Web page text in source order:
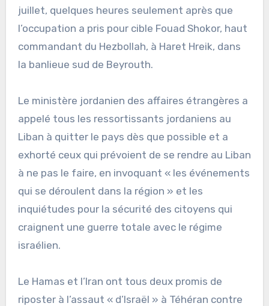
juillet, quelques heures seulement après que
l’occupation a pris pour cible Fouad Shokor, haut
commandant du Hezbollah, à Haret Hreik, dans
la banlieue sud de Beyrouth.
Le ministère jordanien des affaires étrangères a
appelé tous les ressortissants jordaniens au
Liban à quitter le pays dès que possible et a
exhorté ceux qui prévoient de se rendre au Liban
à ne pas le faire, en invoquant « les événements
qui se déroulent dans la région » et les
inquiétudes pour la sécurité des citoyens qui
craignent une guerre totale avec le régime
israélien.
Le Hamas et l’Iran ont tous deux promis de
riposter à l’assaut « d’Israël » à Téhéran contre